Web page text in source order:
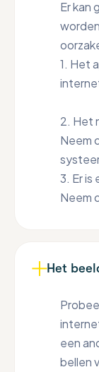
Er kan
1. Het
2. Het
Neem
3. Er
Neem
Het
een
bellen